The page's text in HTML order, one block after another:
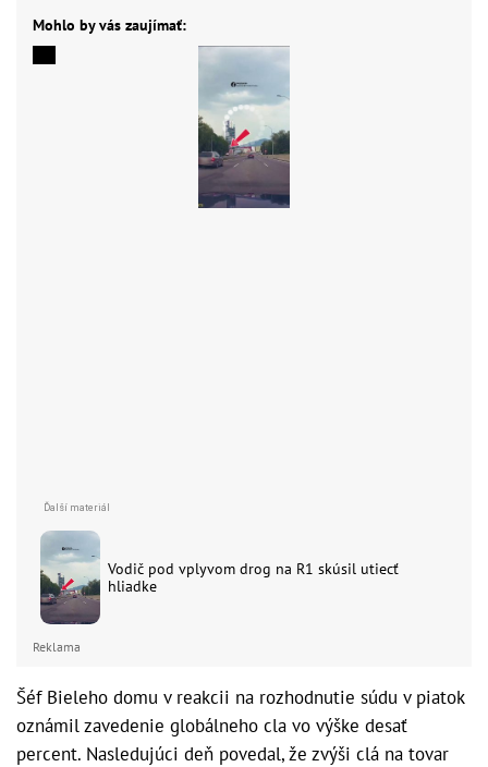
Mohlo by vás zaujímať:
Vodič pod vplyvom drog na R1 skúsil utiecť
hliadke
Reklama
Šéf Bieleho domu v reakcii na rozhodnutie súdu v piatok
oznámil zavedenie globálneho cla vo výške desať
percent. Nasledujúci deň povedal, že zvýši clá na tovar